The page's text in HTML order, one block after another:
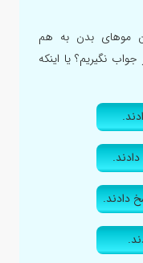
موهای بدن به هم
نگیریم؟ یا اینکه
دادند.